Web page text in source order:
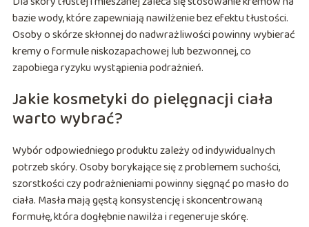
bazie wody, które zapewniają nawilżenie bez efektu tłustości.
Osoby o skórze skłonnej do nadwrażliwości powinny wybierać
kremy o formule niskozapachowej lub bezwonnej, co
zapobiega ryzyku wystąpienia podrażnień.
Jakie kosmetyki do pielęgnacji ciała
warto wybrać?
Wybór odpowiedniego produktu zależy od indywidualnych
potrzeb skóry. Osoby borykające się z problemem suchości,
szorstkości czy podrażnieniami powinny sięgnąć po masło do
ciała. Masła mają gęstą konsystencję i skoncentrowaną
formułę, która dogłębnie nawilża i regeneruje skórę.